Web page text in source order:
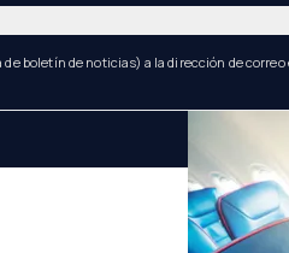
boletín de noticias) a la dirección de